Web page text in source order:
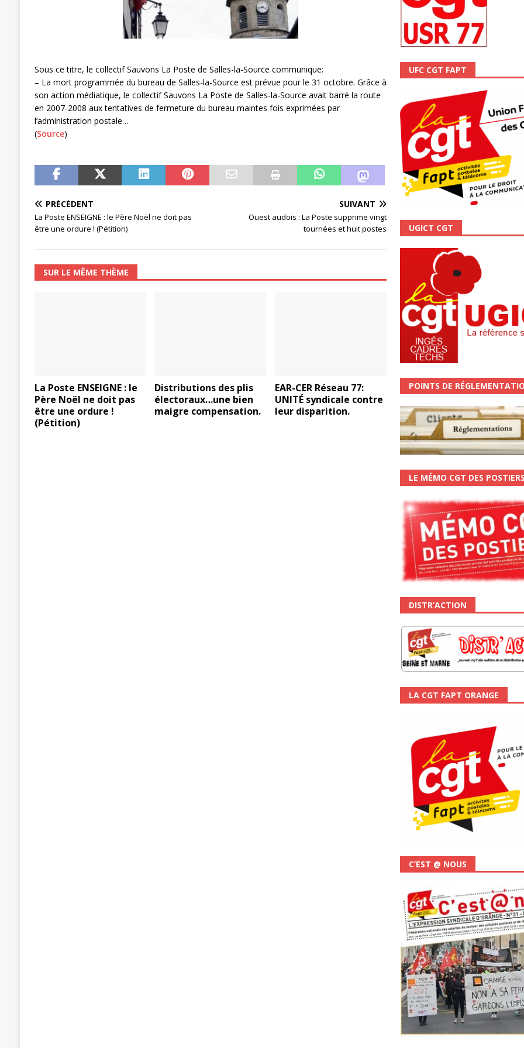
[ 3 janvier 2024 ]
Chronopost: Chronoscope n°111 – Janvier 2024
Sous ce titre, le collectif Sauvons La Poste de Salles-la-Source communique:
– La mort programmée du bureau de Salles-la-Source est prévue pour le 31 octobre. Grâce à
son action médiatique, le collectif Sauvons La Poste de Salles-la-Source avait barré la route
en 2007-2008 aux tentatives de fermeture du bureau maintes fois exprimées par
l’administration postale…
(Source)
PRÉCÉDENT
La Poste ENSEIGNE : le Père Noël ne doit pas
être une ordure ! (Pétition)
SUIVANT
Ouest audois : La Poste supprime vingt
tournées et huit postes
SUR LE MÊME THÈME
La Poste ENSEIGNE : le
Père Noël ne doit pas
être une ordure !
(Pétition)
Distributions des plis
électoraux…une bien
maigre compensation.
EAR-CER Réseau 77:
UNITÉ syndicale contre
leur disparition.
UFC CGT FAPT
UGICT CGT
POINTS DE
LE MÉMO CGT DES
DISTR’ACTION
LA CGT FAPT ORANGE
C’EST @ NOUS